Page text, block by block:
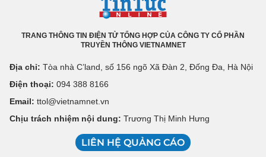
TRANG THÔNG TIN ĐIỆN TỬ TỔNG HỢP CỦA CÔNG TY CỔ PHẦN
TRUYỀN THÔNG VIETNAMNET
Địa chỉ: Tòa nhà C’land, số 156 ngõ Xã Đàn 2, Đống Đa, Hà Nội
Điện thoại: 094 388 8166
Email: ttol@vietnamnet.vn
Chịu trách nhiệm nội dung: Trương Thị Minh Hưng
LIÊN HỆ QUẢNG CÁO